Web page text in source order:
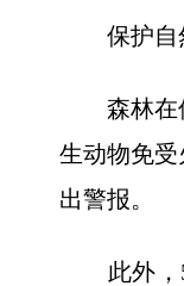
保护自
森林在保
生动物免
出警报。
此外，